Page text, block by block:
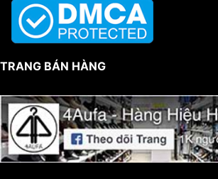
TRANG BÁN HÀNG